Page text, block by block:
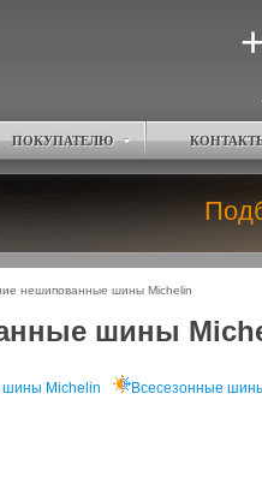
ПОКУПАТЕЛЮ
нешипованные шины Michelin
шины
Michelin Всесезонные